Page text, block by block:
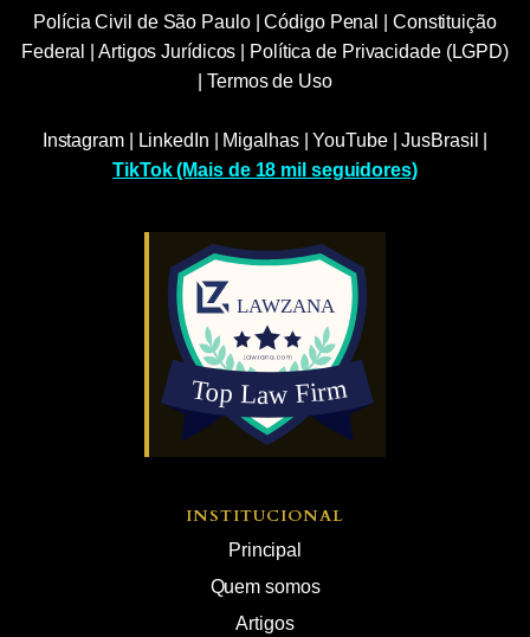
Polícia Civil de São Paulo|Código Penal
Constituição
Federal
Artigos Jurídicos
Política de Privacidade (LGPD)
|Termos de Uso
Instagram| LinkedIn Migalhas|YouTube|JusBrasil
TikTok (Mais de 18 mil seguidores)
INSTITUCIONAL
Principal
Quem somos
Artigos